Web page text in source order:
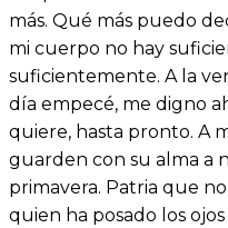
más. Qué más puedo
mi cuerpo no hay
suficientemente. A la
día empecé, me digno
quiere, hasta pronto. A
guarden con su alma a
primavera. Patria que
quien ha posado los